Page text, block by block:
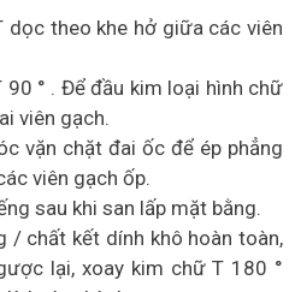
dọc theo khe hở giữa các viên
° . Để đầu kim loại hình chữ
viên gạch.
vặn chặt đai ốc để ép phẳng
viên gạch ốp.
sau khi san lấp mặt bằng.
/ chất kết dính khô hoàn toàn,
lại, xoay kim chữ T 180 °